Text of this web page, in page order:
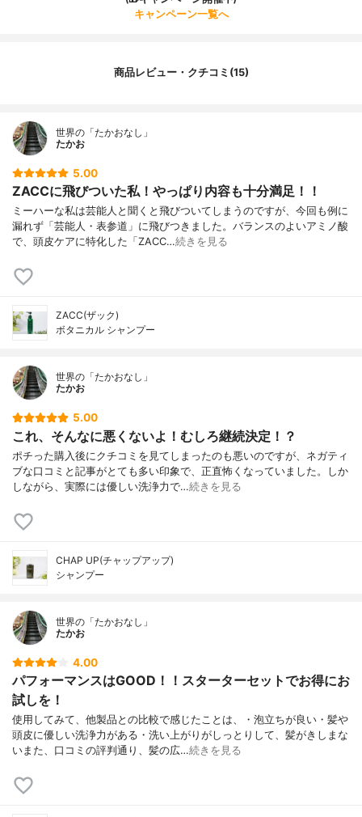
キャンペーン一覧へ
商品レビュー・クチコミ(15)
世界の「たかおなし」
たかお
5.00
ZACCに飛びついた私！やっぱり内容も十分満足！！
ミーハーな私は芸能人と聞くと飛びついてしまうのですが、今回も例に
漏れず「芸能人・表参道」に飛びつきました。バランスのよいアミノ酸
で、頭皮ケアに特化した「ZACC…続きを見る
ZACC(ザック)
ボタニカル シャンプー
世界の「たかおなし」
たかお
5.00
これ、そんなに悪くないよ！むしろ継続決定！？
ポチった購入後にクチコミを見てしまったのも悪いのですが、ネガティ
ブな口コミと記事がとても多い印象で、正直怖くなっていました。しか
しながら、実際には優しい洗浄力で…続きを見る
CHAP UP(チャップアップ)
シャンプー
世界の「たかおなし」
たかお
4.00
パフォーマンスはGOOD！！スターターセットでお得にお
試しを！
使用してみて、他製品との比較で感じたことは、・泡立ちが良い・髪や
頭皮に優しい洗浄力がある・洗い上がりがしっとりして、髪がきしまな
いまた、口コミの評判通り、髪の広…続きを見る